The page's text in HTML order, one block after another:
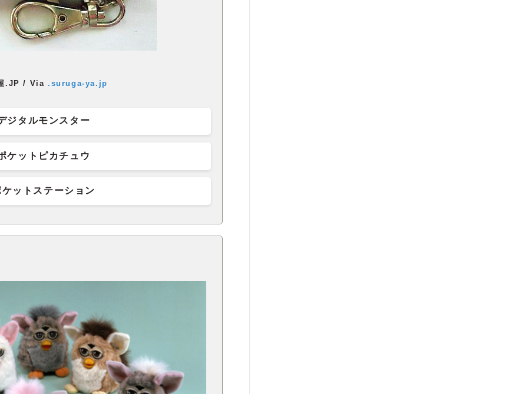
.JP / Via .suruga-ya.jp
ジタルモンスター
ケットピカチュウ
ケットステーション